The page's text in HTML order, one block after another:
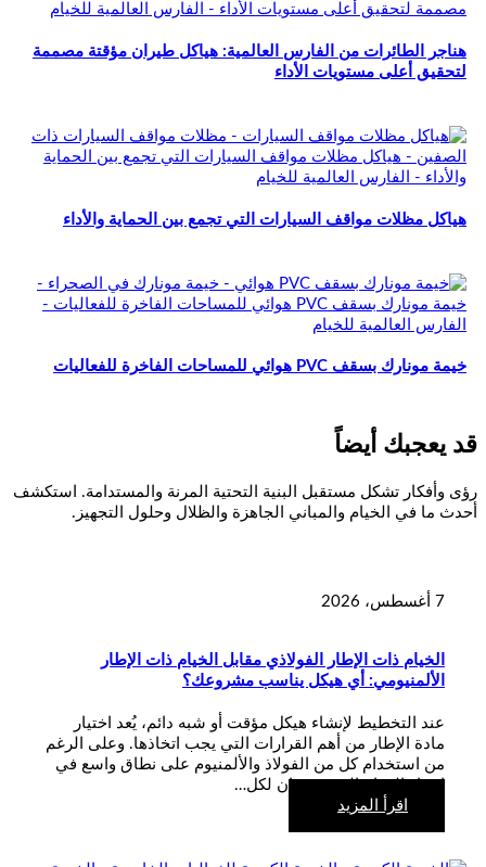
هناجر الطائرات من الفارس العالمية: هياكل طيران مؤقتة مصممة
لتحقيق أعلى مستويات الأداء
هياكل مظلات مواقف السيارات التي تجمع بين الحماية والأداء
خيمة مونارك بسقف PVC هوائي للمساحات الفاخرة للفعاليات
قد يعجبك أيضاً
رؤى وأفكار تشكل مستقبل البنية التحتية المرنة والمستدامة. استكشف
أحدث ما في الخيام والمباني الجاهزة والظلال وحلول التجهيز.
7 أغسطس، 2026
الخيام ذات الإطار الفولاذي مقابل الخيام ذات الإطار
الألمنيومي: أي هيكل يناسب مشروعك؟
عند التخطيط لإنشاء هيكل مؤقت أو شبه دائم، يُعد اختيار
مادة الإطار من أهم القرارات التي يجب اتخاذها. وعلى الرغم
من استخدام كل من الفولاذ والألمنيوم على نطاق واسع في
إنشاء الخيام الحديثة، فإن لكل…
اقرأ المزيد